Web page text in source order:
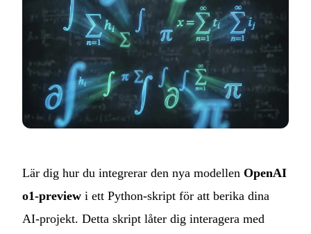
Lär dig hur du integrerar den nya modellen OpenAI
o1-preview i ett Python-skript för att berika dina
AI‑projekt. Detta skript låter dig interagera med